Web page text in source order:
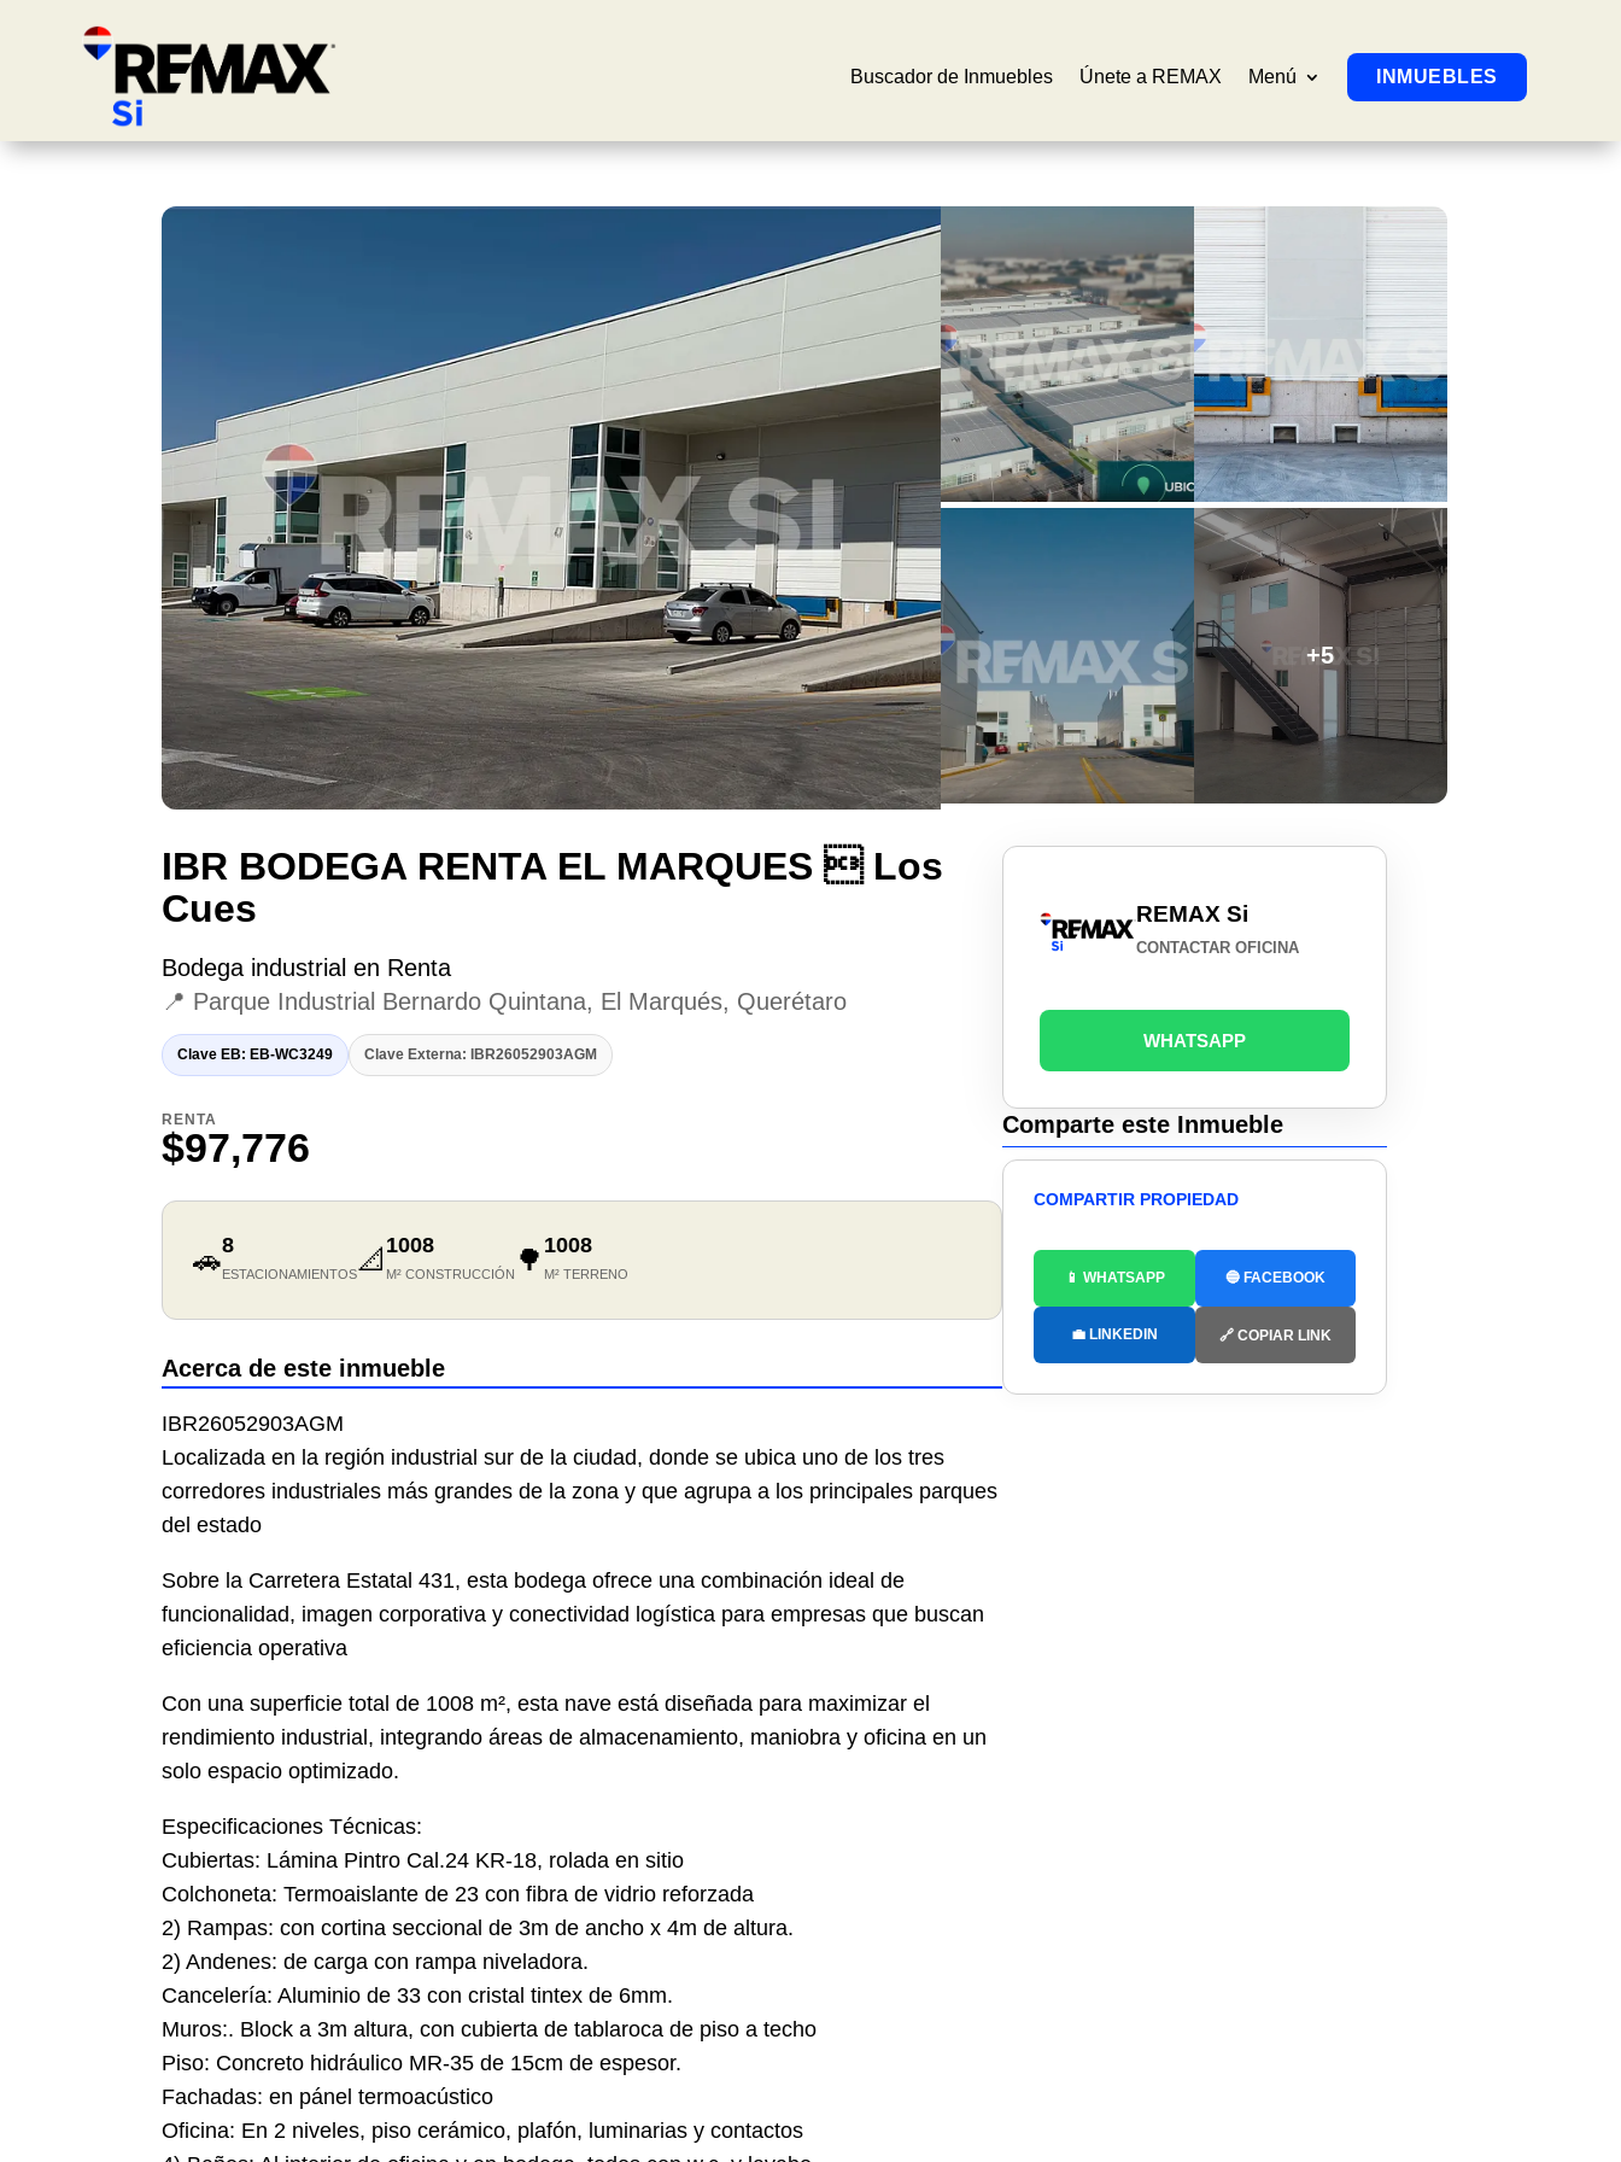
Buscador de Inmuebles Únete a REMAX Menú INMUEBLES
+5
IBR BODEGA RENTA EL MARQUES  Los
Cues
Bodega industrial en Renta
📍 Parque Industrial Bernardo Quintana, El Marqués, Querétaro
Clave EB: EB-WC3249 Clave Externa: IBR26052903AGM
RENTA
$97,776
🚗8
ESTACIONAMIENTOS📐 1008
M² CONSTRUCCIÓN 🌳 1008
M² TERRENO
Acerca de este inmueble
IBR26052903AGM
Localizada en la región industrial sur de la ciudad, donde se ubica uno de los tres
corredores industriales más grandes de la zona y que agrupa a los principales parques
del estado
Sobre la Carretera Estatal 431, esta bodega ofrece una combinación ideal de
funcionalidad, imagen corporativa y conectividad logística para empresas que buscan
eficiencia operativa
Con una superficie total de 1008 m², esta nave está diseñada para maximizar el
rendimiento industrial, integrando áreas de almacenamiento, maniobra y oficina en un
solo espacio optimizado.
Especificaciones Técnicas:
Cubiertas: Lámina Pintro Cal.24 KR-18, rolada en sitio
Colchoneta: Termoaislante de 23 con fibra de vidrio reforzada
2) Rampas: con cortina seccional de 3m de ancho x 4m de altura.
2) Andenes: de carga con rampa niveladora.
Cancelería: Aluminio de 33 con cristal tintex de 6mm.
Muros:. Block a 3m altura, con cubierta de tablaroca de piso a techo
Piso: Concreto hidráulico MR-35 de 15cm de espesor.
Fachadas: en pánel termoacústico
Oficina: En 2 niveles, piso cerámico, plafón, luminarias y contactos
REMAX Si
CONTACTAR OFICINA
WHATSAPP
Comparte este Inmueble
COMPARTIR PROPIEDAD
📱 WHATSAPP 🔵 FACEBOOK
💼 LINKEDIN 🔗 COPIAR LINK